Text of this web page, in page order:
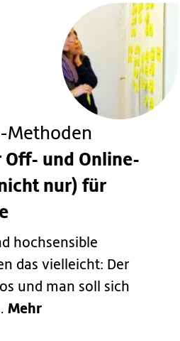
Methoden
Off- und Online-
nur) für
hochsensible
das vielleicht: Der
und man soll sich
Mehr